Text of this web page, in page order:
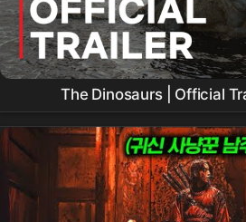
The Dinosaurs | Official